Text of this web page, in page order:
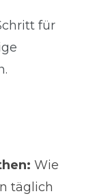
für
Wie
täglich